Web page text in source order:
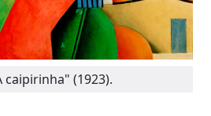
caipirinha" (1923).